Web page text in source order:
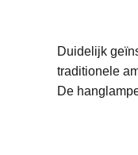
Duidelijk
traditionele
De